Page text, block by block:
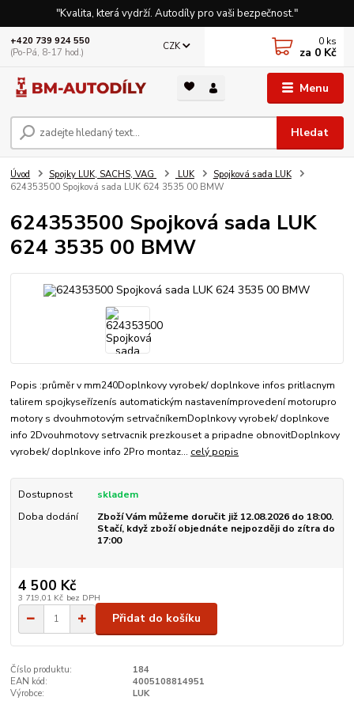
"Kvalita, která vydrží. Autodíly pro vaši bezpečnost."
Menu
CZK
Hledat
+420 739 924 550
(Po-Pá, 8-17 hod.)
0 ks
za 0 Kč
Úvod Spojky LUK, SACHS, VAG LUK
Spojková sada LUK
624353500 Spojková sada LUK 624 3535 00 BMW
624353500 Spojková sada LUK
624 3535 00 BMW
Popis :průměr v mm240Doplnkovy vyrobek/ doplnkove infos pritlacnym
talirem spojkyseřízenís automatickým nastavenímprovedení motorupro
motory s dvouhmotovým setrvačníkemDoplnkovy vyrobek/ doplnkove
info 2Dvouhmotovy setrvacnik prezkouset a pripadne obnovitDoplnkovy
vyrobek/ doplnkove info 2Pro montaz... celý popis
Dostupnost
skladem
Doba dodání
Zboží Vám můžeme doručit již 12.08.2026 do 18:00.
Stačí, když zboží objednáte nejpozději do zítra do
17:00
4 500 Kč
3 719,01 Kč bez DPH
Přidat do košíku
Číslo produktu:
184
EAN kód:
4005108814951
Výrobce:
LUK